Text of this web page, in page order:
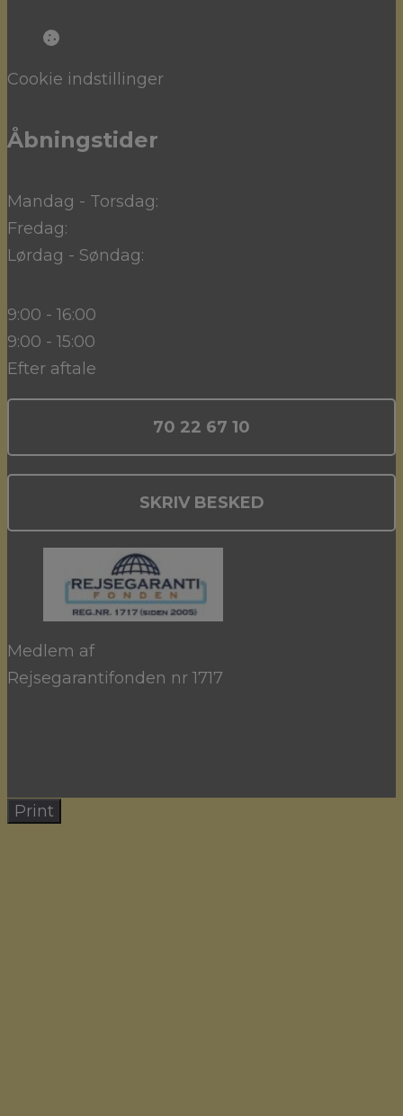
Cookie indstillinger
Åbningstider
Mandag - Torsdag:
Fredag:
Lørdag - Søndag:
9:00 - 16:00
9:00 - 15:00
Efter aftale
70 22 67 10
SKRIV BESKED
Medlem af
Rejsegarantifonden nr 1717
Print